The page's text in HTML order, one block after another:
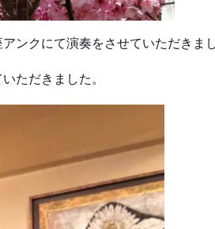
ンクにて演奏をさせていただきま
ただきました。